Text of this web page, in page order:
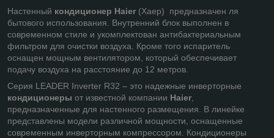
Настенный кондиционер Haier (Хаер) предназначен ля
бытового использования. Внутренний блок выполнен в
современном стиле и укомплектован антибактериальным
фильтром для очистки воздуха. Кроме того испаритель
оснащен мощным вентилятором, который обеспечивает
подачу воздуха на расстояние до 12 метров.
Серия LEADER Inverter R32 – это надежные инверторные
кондиционеры от известной компании Haier
предназначенные для настенного размещения. В линейке
представлены модели различной мощности, оснащенные
современным инверторным компрессором. Кондиционеры